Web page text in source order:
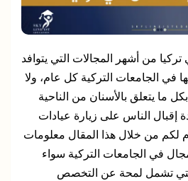
من أشهر المجالات التي يتوافد
في الجامعات التركية كل عام، ولا
بكل ما يتعلق بالأسنان من الناحية
إقبال الناس على زيارة عيادات
لكم من خلال هذا المقال معلومات
في الجامعات التركية سواء
تشمل لمحة عن التخصص